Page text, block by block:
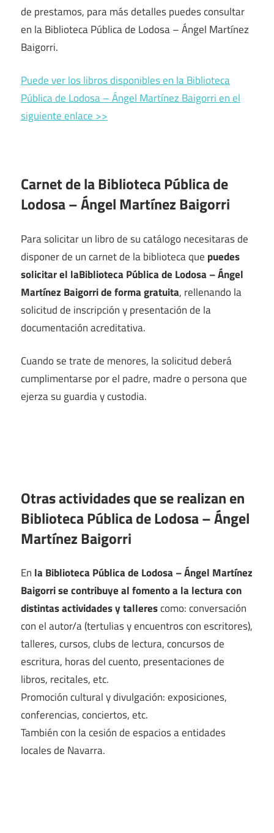
de prestamos, para más detalles puedes consultar
en la Biblioteca Pública de Lodosa – Ángel Martínez
Baigorri.
Puede ver los libros disponibles en la Biblioteca
Pública de Lodosa – Ángel Martínez Baigorri en el
siguiente enlace >>
Carnet de la Biblioteca Pública de
Lodosa – Ángel Martínez Baigorri
Para solicitar un libro de su catálogo necesitaras de
disponer de un carnet de la biblioteca que puedes
solicitar el laBiblioteca Pública de Lodosa – Ángel
Martínez Baigorri de forma gratuita, rellenando la
solicitud de inscripción y presentación de la
documentación acreditativa.
Cuando se trate de menores, la solicitud deberá
cumplimentarse por el padre, madre o persona que
ejerza su guardia y custodia.
Otras actividades que se realizan en
Biblioteca Pública de Lodosa – Ángel
Martínez Baigorri
En la Biblioteca Pública de Lodosa – Ángel Martínez
Baigorri se contribuye al fomento a la lectura con
distintas actividades y tallerescomo: conversación
con el autor/a (tertulias y encuentros con escritores),
talleres, cursos, clubs de lectura, concursos de
escritura, horas del cuento, presentaciones de
libros, recitales, etc.
Promoción cultural y divulgación: exposiciones,
conferencias, conciertos, etc.
También con la cesión de espacios a entidades
locales de Navarra.